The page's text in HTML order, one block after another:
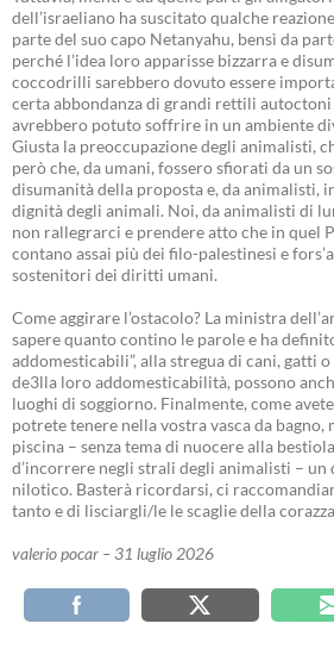
dell’israeliano ha suscitato qualche
parte del suo capo Netanyahu, bensì da
perché l’idea loro apparisse bizzarra e
coccodrilli sarebbero dovuto essere
certa abbondanza di grandi rettili autoctoni
avrebbero potuto soffrire in un ambiente
Giusta la preoccupazione degli animalisti,
però che, da umani, fossero sfiorati da un
disumanità della proposta e, da animalisti,
dignità degli animali. Noi, da animalisti di
non rallegrarci e prendere atto che in quel
contano assai più dei filo-palestinesi e
sostenitori dei diritti umani.
Come aggirare l’ostacolo? La ministra
sapere quanto contino le parole e ha
addomesticabili”, alla stregua di cani, gatti
de3lla loro addomesticabilità, possono
luoghi di soggiorno. Finalmente, come
potrete tenere nella vostra vasca da bagno,
piscina – senza tema di nuocere alla
d’incorrere negli strali degli animalisti –
nilotico. Basterà ricordarsi, ci
tanto e di lisciargli/le le scaglie della
valerio pocar – 31 luglio 2026